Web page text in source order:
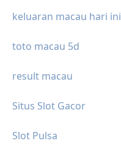
keluaran macau hari ini
toto macau 5d
result macau
Situs Slot Gacor
Slot Pulsa